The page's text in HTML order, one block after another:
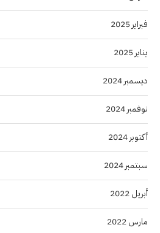
فبراير 2025
يناير 2025
ديسمبر 2024
نوفمبر 2024
أكتوبر 2024
سبتمبر 2024
أبريل 2022
مارس 2022